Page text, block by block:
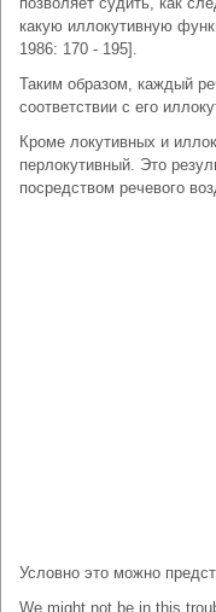
какую иллокутивную
1986: 170 - 195].
Таким образом, каждый
соответствии с его
Кроме локутивных и
перлокутивный. Это
посредством речевого
Условно это можно
We might not be in this